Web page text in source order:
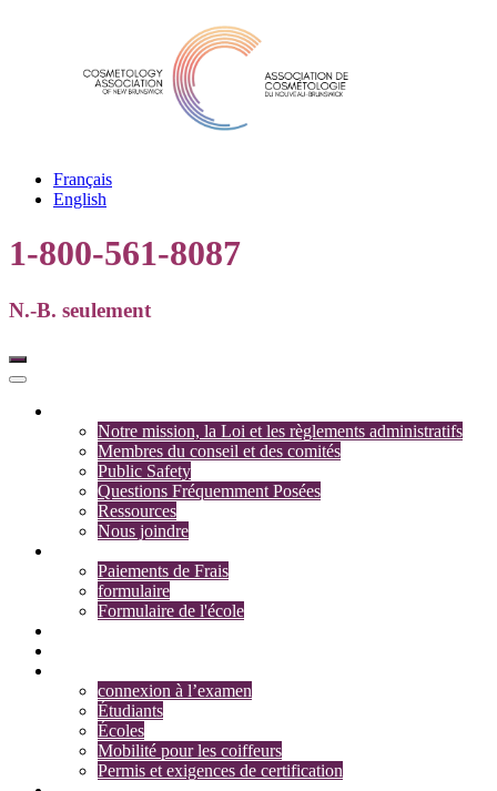
Français
English
1-800-561-8087
N.-B. seulement
Notre mission, la Loi et les règlements administratifs
Membres du conseil et des comités
Public Safety
Questions Fréquemment Posées
Ressources
Nous joindre
Paiements de Frais
formulaire
Formulaire de l'école
connexion à l’examen
Étudiants
Écoles
Mobilité pour les coiffeurs
Permis et exigences de certification